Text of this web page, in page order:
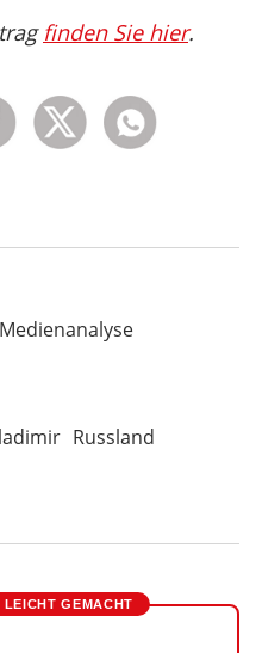
finden Sie hier.
Russland
GEMACHT